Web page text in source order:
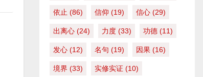
依止 (86) 信仰 (19) 信心 (29)
出离心 (24) 力度 (33) 功德 (11)
发心 (12) 名句 (19) 因果 (16)
境界 (33) 实修实证 (10)